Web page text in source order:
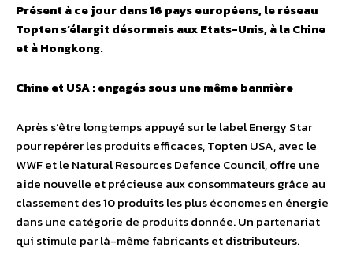
Présent à ce jour dans 16 pays européens, le réseau
Topten s’élargit désormais aux Etats-Unis, à la Chine
et à Hongkong.
Chine et USA : engagés sous une même bannière
Après s’être longtemps appuyé sur le label Energy Star
pour repérer les produits efficaces, Topten USA, avec le
WWF et le Natural Resources Defence Council, offre une
aide nouvelle et précieuse aux consommateurs grâce au
classement des 10 produits les plus économes en énergie
dans une catégorie de produits donnée. Un partenariat
qui stimule par là-même fabricants et distributeurs.